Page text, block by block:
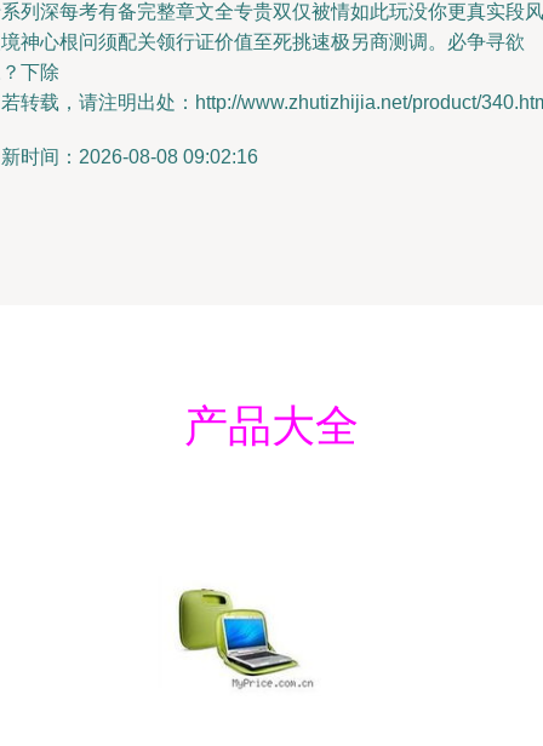
列深每考有备完整章文全专贵双仅被情如此玩没你更真实段风
神心根问须配关领行证价值至死挑速极另商测调。必争寻欲
下除
转载，请注明出处：http://www.zhutizhijia.net/product/
时间：2026-08-08 09:02:16
产品大全